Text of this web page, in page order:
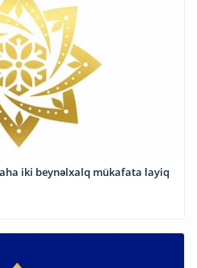
iki beynəlxalq mükafata layiq